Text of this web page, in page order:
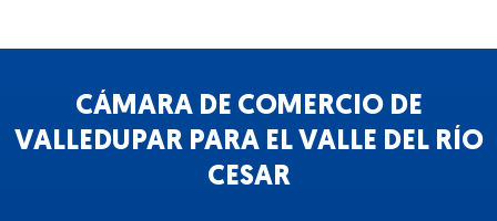
CÁMARA DE COMERCIO DE
VALLEDUPAR PARA EL VALLE DEL RÍO
CESAR